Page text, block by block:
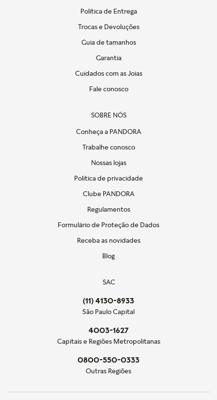
Política de Entrega
Trocas e Devoluções
Guia de tamanhos
Garantia
Cuidados com as Joias
Fale conosco
SOBRE NÓS
Conheça a PANDORA
Trabalhe conosco
Nossas lojas
Politica de privacidade
Clube PANDORA
Regulamentos
Formulário de Proteção de Dados
Receba as novidades
Blog
SAC
(11) 4130-8933
São Paulo Capital
4003-1627
Capitais e Regiões Metropolitanas
0800-550-0333
Outras Regiões